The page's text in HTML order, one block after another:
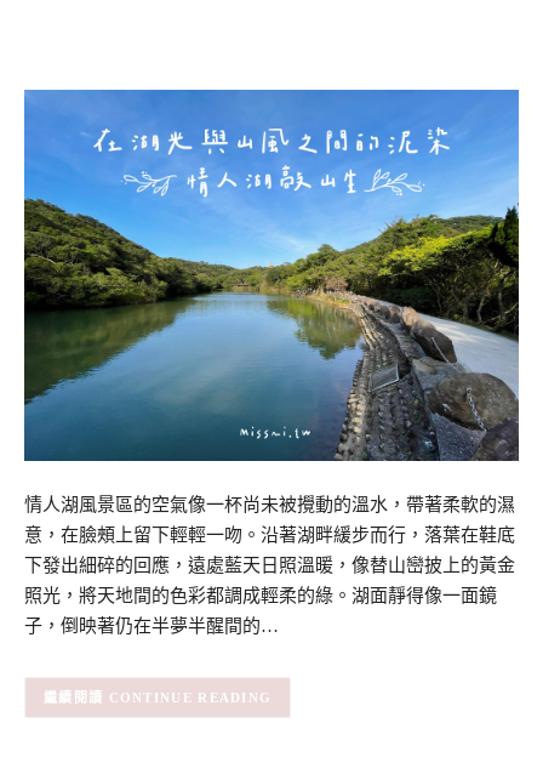
情人湖風景區的空氣像一杯尚未被攪動的溫水，帶著柔軟的濕
意，在臉頰上留下輕輕一吻。沿著湖畔緩步而行，落葉在鞋底
下發出細碎的回應，遠處藍天日照溫暖，像替山巒披上的黃金
照光，將天地間的色彩都調成輕柔的綠。湖面靜得像一面鏡
子，倒映著仍在半夢半醒間的…
CONTINUE READING